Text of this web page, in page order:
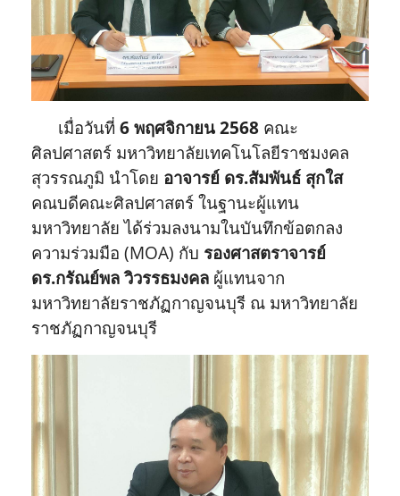
เมื่อวันที่ 6 พฤศจิกายน 2568 คณะ
ศิลปศาสตร์ มหาวิทยาลัยเทคโนโลยีราชมงคล
สุวรรณภูมิ นำโดย อาจารย์ ดร.สัมพันธ์ สุกใส
คณบดีคณะศิลปศาสตร์ ในฐานะผู้แทน
มหาวิทยาลัย ได้ร่วมลงนามในบันทึกข้อตกลง
ความร่วมมือ (MOA) กับ รองศาสตราจารย์
ดร.กรัณย์พล วิวรรธมงคล ผู้แทนจาก
มหาวิทยาลัยราชภัฏกาญจนบุรี ณ มหาวิทยาลัย
ราชภัฏกาญจนบุรี